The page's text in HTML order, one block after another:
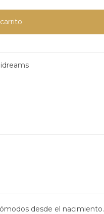
desde el nacimiento.